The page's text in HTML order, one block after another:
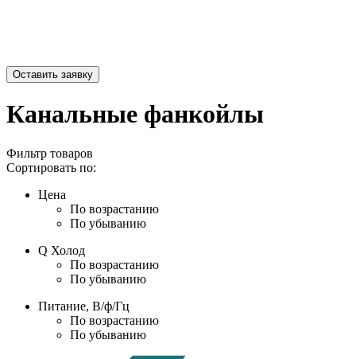
Канальные фанкойлы
Фильтр товаров
Сортировать по:
Цена
По возрастанию
По убыванию
Q Холод
По возрастанию
По убыванию
Питание, В/ф/Гц
По возрастанию
По убыванию